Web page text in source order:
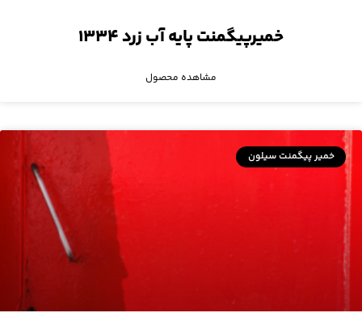
خمیرپیگمنت پایه آب زرد ۱۳۳۴
مشاهده محصول
خمیر پیگمنت سیلون